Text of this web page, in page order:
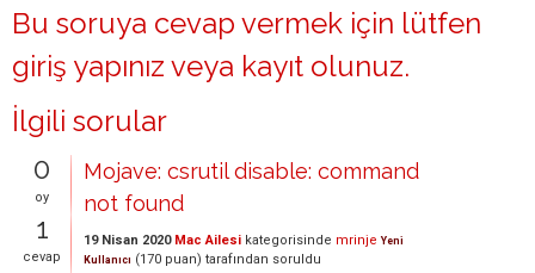
Bu soruya cevap vermek için lütfen
giriş yapınız veya kayıt olunuz.
İlgili sorular
0
oy
1
cevap
Mojave: csrutil disable: command
not found
19 Nisan 2020 Mac Ailesi kategorisinde mrinje Yeni
Kullanıcı (170 puan) tarafından soruldu